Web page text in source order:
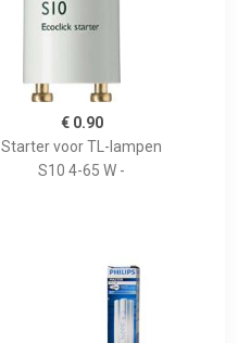
€ 0.90
Starter voor TL-lampen
S10 4-65 W -